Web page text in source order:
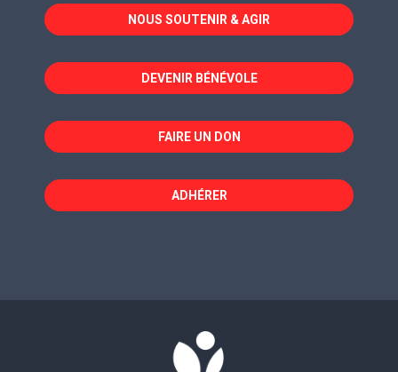
une
fenêtre
une
fenêtre
une
fenêtre
NOUS SOUTENIR & AGIR
DEVENIR BÉNÉVOLE
FAIRE UN DON
ADHÉRER